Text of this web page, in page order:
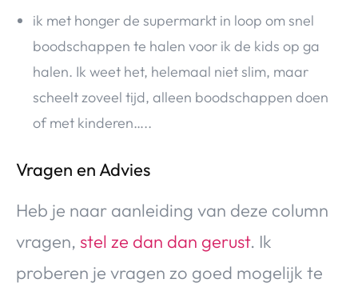
ik met honger de supermarkt in loop om snel
boodschappen te halen voor ik de kids op ga
halen. Ik weet het, helemaal niet slim, maar
scheelt zoveel tijd, alleen boodschappen doen
of met kinderen…..
Vragen en Advies
Heb je naar aanleiding van deze column
vragen, stel ze dan dan gerust. Ik
proberen je vragen zo goed mogelijk te